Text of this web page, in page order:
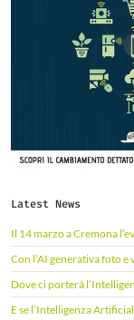
Latest News
Il 14 marzo a Cremona
Con l’AI generativa foto
Dove ci porterà
E se l’Intelligenza